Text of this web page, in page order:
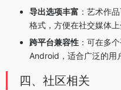
导出选项丰富 ：艺术作
格式，方便在社交媒体
跨平台兼容性 ：可在多
Android，适合广泛的用
四、社区相关